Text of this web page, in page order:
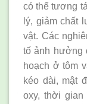
có thể tương
lý, giảm chất
vật. Các
tố ảnh hưởng
hoạch ở tôm
kéo dài, mật
oxy, thời